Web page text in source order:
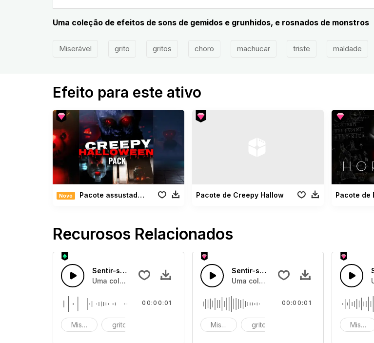
Uma coleção de efeitos de sons de gemidos e grunhidos, e rosnados de monstros
Miserável grito gritos choro machucar triste maldade
Efeito para este ativo
Novo Pacote assustador de Halloween Pacote de Creepy Hallow Pacote de
Recurosos Relacionados
Sentir-se Horrível 42
Uma coleção de efeitos de sons de gemidos e grunhidos, e rosnados de monstros
Miserável grito
00:00:01
Sentir-se Horrível 41
Uma coleção de efeitos de sons de
Miserável grito
00:00:01